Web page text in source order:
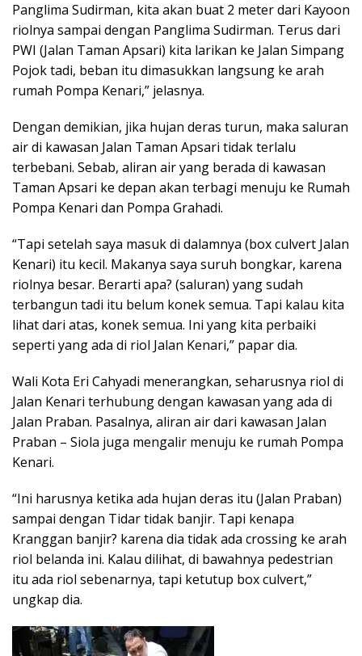
Panglima Sudirman, kita akan buat 2 meter dari Kayoon
riolnya sampai dengan Panglima Sudirman. Terus dari
PWI (Jalan Taman Apsari) kita larikan ke Jalan Simpang
Pojok tadi, beban itu dimasukkan langsung ke arah
rumah Pompa Kenari,” jelasnya.
Dengan demikian, jika hujan deras turun, maka saluran
air di kawasan Jalan Taman Apsari tidak terlalu
terbebani. Sebab, aliran air yang berada di kawasan
Taman Apsari ke depan akan terbagi menuju ke Rumah
Pompa Kenari dan Pompa Grahadi.
“Tapi setelah saya masuk di dalamnya (box culvert Jalan
Kenari) itu kecil. Makanya saya suruh bongkar, karena
riolnya besar. Berarti apa? (saluran) yang sudah
terbangun tadi itu belum konek semua. Tapi kalau kita
lihat dari atas, konek semua. Ini yang kita perbaiki
seperti yang ada di riol Jalan Kenari,” papar dia.
Wali Kota Eri Cahyadi menerangkan, seharusnya riol di
Jalan Kenari terhubung dengan kawasan yang ada di
Jalan Praban. Pasalnya, aliran air dari kawasan Jalan
Praban – Siola juga mengalir menuju ke rumah Pompa
Kenari.
“Ini harusnya ketika ada hujan deras itu (Jalan Praban)
sampai dengan Tidar tidak banjir. Tapi kenapa
Kranggan banjir? karena dia tidak ada crossing ke arah
riol belanda ini. Kalau dilihat, di bawahnya pedestrian
itu ada riol sebenarnya, tapi ketutup box culvert,”
ungkap dia.